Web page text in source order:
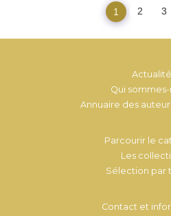
1 2 3
Qui sommes-
Annuaire des
Parcourir le
Les
Sélection par
Contact et